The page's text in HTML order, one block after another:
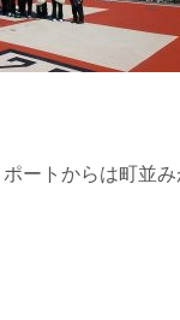
ートからは町並み